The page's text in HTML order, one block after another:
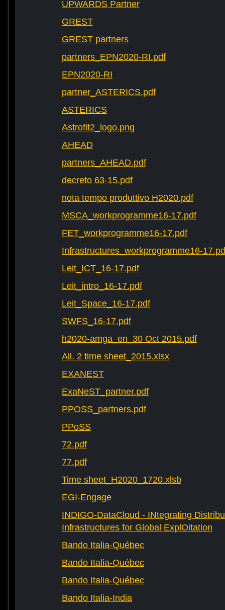
UPWARDS Partner
GREST
GREST partners
partners_EPN2020-RI.pdf
EPN2020-RI
partner_ASTERICS.pdf
ASTERICS
Astrofit2_logo.png
AHEAD
partners_AHEAD.pdf
decreto 63-15.pdf
nota tempo produttivo H2020.pdf
MSCA_workprogramme16-17.pdf
FET_workprogramme16-17.pdf
Infrastructures_workprogramme16-
Leit_ICT_16-17.pdf
Leit_intro_16-17.pdf
Leit_Space_16-17.pdf
SWFS_16-17.pdf
h2020-amga_en_30 Oct 2015.pdf
All. 2 time sheet_2015.xlsx
EXANEST
ExaNeST_partner.pdf
PPOSS_partners.pdf
PPoSS
72.pdf
77.pdf
Time sheet_H2020_1720.xlsb
EGI-Engage
INDIGO-DataCloud - INtegrating
Infrastructures for Global ExplOitation
Bando Italia-Québec
Bando Italia-Québec
Bando Italia-Québec
Bando Italia-India